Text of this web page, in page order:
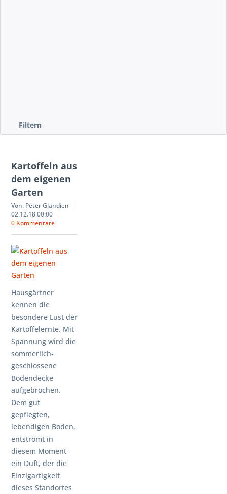
Filtern
Kartoffeln aus
dem eigenen
Garten
Von: Peter Glandien
02.12.18 00:00
0 Kommentare
Hausgärtner
kennen die
besondere Lust der
Kartoffelernte. Mit
Spannung wird die
sommerlich-
geschlossene
Bodendecke
aufgebrochen.
Dem gut
gepflegten,
lebendigen Boden,
entströmt in
diesem Moment
ein Duft, der die
Einzigartigkeit
dieses Standortes